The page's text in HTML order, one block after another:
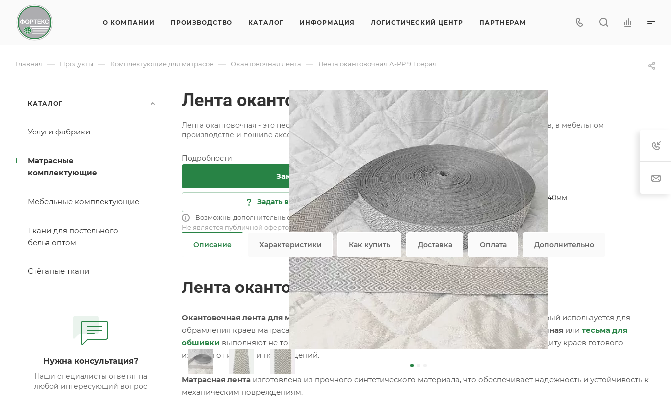
О КОМПАНИИ ПРОИЗВОДСТВО КАТАЛОГ ИНФОРМАЦИЯ ЛОГИСТИЧЕСКИЙ ЦЕНТР ПАРТНЕРАМ
Главная — Продукты — Комплектующие для матрасов — Окантовочная лента — Лента окантовочная А-PР 9.1 серая
Лента окантовочная А-PР 9.1 серая
Лента окантовочная - это необходимая составляющая при изготовлении ортопедических матрасов, в мебельном
производстве и пошиве аксессуаров для оформления интерьера.
Подробности
Заказать
Задать вопрос
Возможны дополнительные опции
Не является публичной офертой
Характеристики
Состав— 80% п/э, 20% п/п
Ширина рулона— 35мм; 38мм; 40мм
Цвет рисунка— серый
Все характеристики
Описание Характеристики Как купить Доставка Оплата Дополнительно
Лента окантовочная цветная A-PP 9.1, ромб
Окантовочная лента для матрасов
– это специализированный текстильный материал, который используется для
обрамления краев матраса, придавая ему завершенный и аккуратный вид.Лента окантовочная или тесьма для
обшивки выполняют не только эстетическую функцию, но и практическую, обеспечивая защиту краев готового
изделия от износа и повреждений.
Матрасная лента изготовлена из прочного синтетического материала, что обеспечивает надежность и устойчивость к
механическим повреждениям.
КАТАЛОГ
Услуги фабрики
Матрасные
комплектующие
Мебельные комплектующие
Ткани для постельного
белья оптом
Стёганые ткани
Нужна консультация?
Наши специалисты ответят на
любой интересующий вопрос